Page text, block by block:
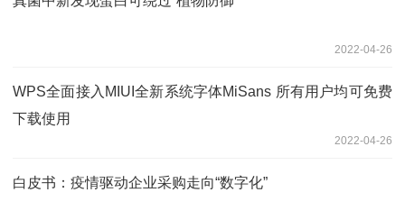
2022-04-26
WPS全面接入MIUI全新系统字体MiSans 所有用户均可免费
下载使用
2022-04-26
白皮书：疫情驱动企业采购走向“数字化”